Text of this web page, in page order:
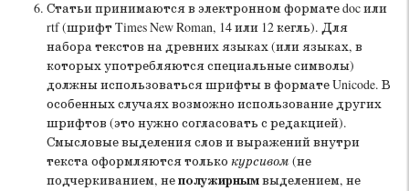
Статьи принимаются в электронном формате doc или
rtf (шрифт Times New Roman, 14 или 12 кегль). Для
набора текстов на древних языках (или языках, в
которых употребляются специальные символы)
должны использоваться шрифты в формате Unicode. В
особенных случаях возможно использование других
шрифтов (это нужно согласовать с редакцией).
Смысловые выделения слов и выражений внутри
текста оформляются только курсивом (не
подчеркиванием, неполужирнымвыделением, не